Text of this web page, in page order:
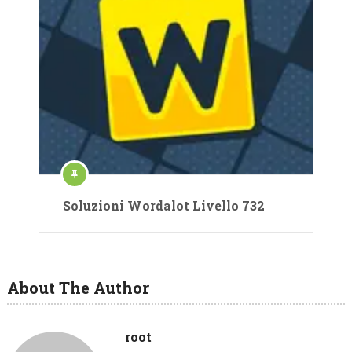
Soluzioni Wordalot Livello 732
About The Author
root